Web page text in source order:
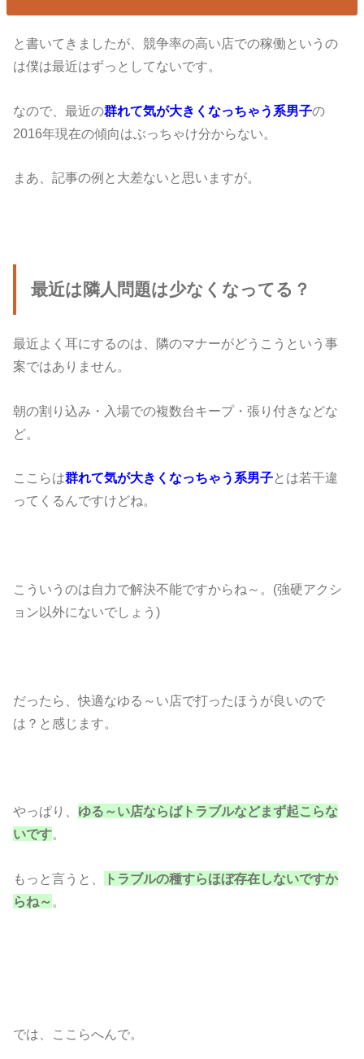
と書いてきましたが、競争率の高い店での稼働というの
は僕は最近はずっとしてないです。
なので、最近の群れて気が大きくなっちゃう系男子の
2016年現在の傾向はぶっちゃけ分からない。
まあ、記事の例と大差ないと思いますが。
最近は隣人問題は少なくなってる？
最近よく耳にするのは、隣のマナーがどうこうという事
案ではありません。
朝の割り込み・入場での複数台キープ・張り付きなどな
ど。
ここらは群れて気が大きくなっちゃう系男子とは若干違
ってくるんですけどね。
こういうのは自力で解決不能ですからね～。(強硬アクシ
ョン以外にないでしょう)
だったら、快適なゆる～い店で打ったほうが良いので
は？と感じます。
やっぱり、 ゆる～い店ならばトラブルなどまず起こらな
いです。
もっと言うと、
トラブルの種すらほぼ存在しないですか
らね～
では、ここらへんで。